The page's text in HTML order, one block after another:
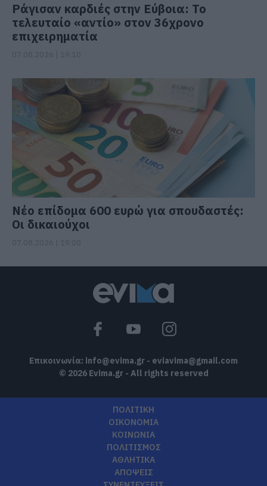
Ράγισαν καρδιές στην Εύβοια: Το
τελευταίο «αντίο» στον 36χρονο
επιχειρηματία
Νέο επίδομα 600 ευρώ για σπουδαστές:
Οι δικαιούχοι
Επικοινωνία: info@evima.gr - eviavima@gmail.com
© 2026 Evima.gr - All rights reserved
ΠΟΛΙΤΙΚΗ
ΟΙΚΟΝΟΜΙΑ
ΚΟΙΝΩΝΙΑ
ΠΟΛΙΤΙΣΜΟΣ
ΑΘΛΗΤΙΚΑ
ΑΠΟΨΕΙΣ